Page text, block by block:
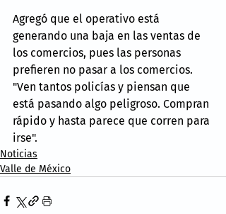
Agregó que el operativo está
generando una baja en las ventas de
los comercios, pues las personas
prefieren no pasar a los comercios.
"Ven tantos policías y piensan que
está pasando algo peligroso. Compran
rápido y hasta parece que corren para
irse".
Noticias
Valle de México